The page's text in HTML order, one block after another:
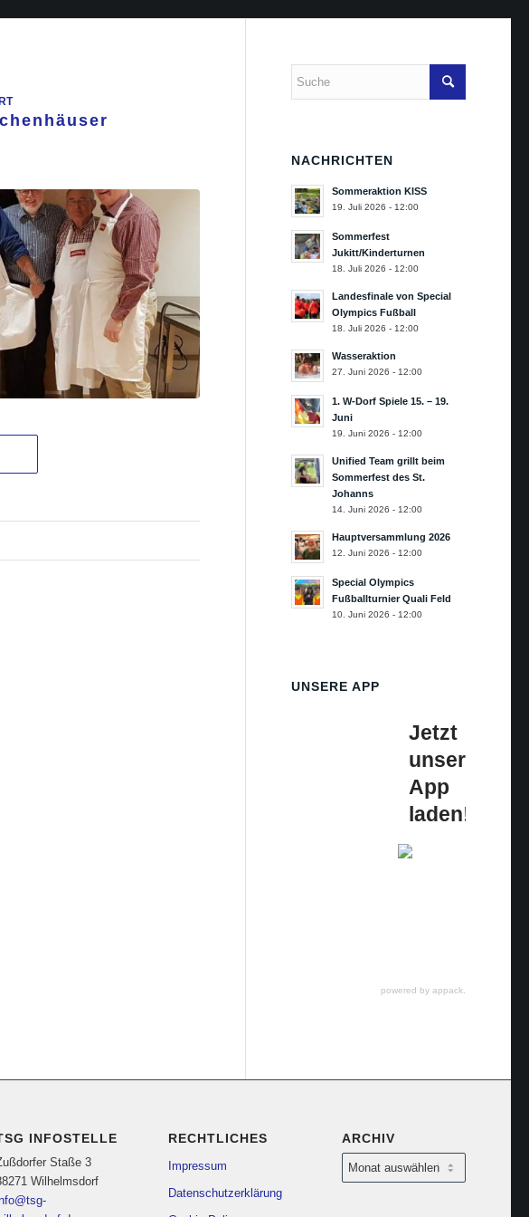
NACHRICHTEN
Sommeraktion KISS
19. Juli 2026 - 12:00
Sommerfest
Jukitt/Kinderturnen
18. Juli 2026 - 12:00
Landesfinale von Special
Olympics Fußball
18. Juli 2026 - 12:00
Wasseraktion
27. Juni 2026 - 12:00
1. W-Dorf Spiele 15. – 19.
Juni
19. Juni 2026 - 12:00
Unified Team grillt beim
Sommerfest des St.
Johanns
14. Juni 2026 - 12:00
Hauptversammlung 2026
12. Juni 2026 - 12:00
Special Olympics
Fußballturnier Quali Feld
10. Juni 2026 - 12:00
UNSERE APP
Jetzt
unsere
App
laden!
powered by appack.de
INFOSTELLE
Staße 3
Wilhelmsdorf
RECHTLICHES
Impressum
Datenschutzerklärung
ARCHIV